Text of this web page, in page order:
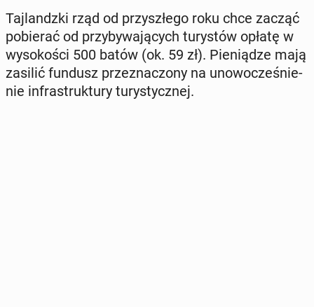
Taj­landz­ki rząd od przy­szłe­go roku chce zacząć
po­bie­rać od przy­by­wa­ją­cych tu­ry­stów opłatę w
wy­so­ko­ści 500 batów (ok. 59 zł). Pie­nią­dze mają
zasilić fundusz prze­zna­czo­ny na uno­wo­cze­śnie­
nie in­fra­struk­tu­ry tu­ry­stycz­nej.